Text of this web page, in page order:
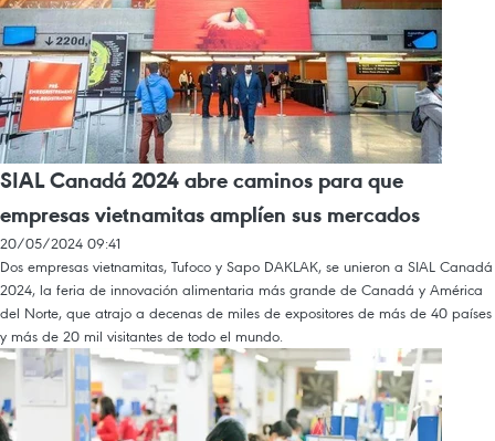
SIAL Canadá 2024 abre caminos para que
empresas vietnamitas amplíen sus mercados
20/05/2024 09:41
Dos empresas vietnamitas, Tufoco y Sapo DAKLAK, se unieron a SIAL Canadá
2024, la feria de innovación alimentaria más grande de Canadá y América
del Norte, que atrajo a decenas de miles de expositores de más de 40 países
y más de 20 mil visitantes de todo el mundo.